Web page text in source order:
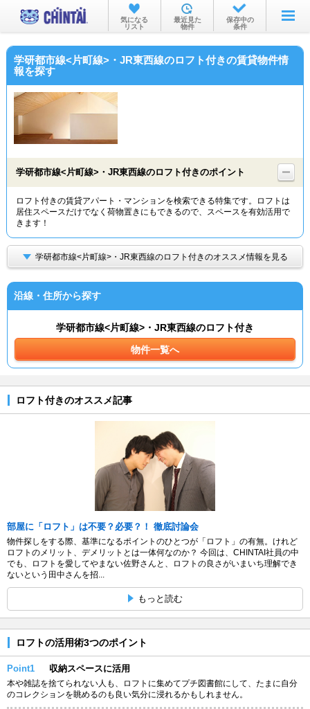
お部屋を探す
沿線・駅から
不動産会社から
TOP
気になる
リスト
最近見た
物件
保存中の
条件
学研都市線<片町線>・JR東西線のロフト付きの賃貸物件情
報を探す
学研都市線<片町線>・JR東西線のロフト付きのポイント
ロフト付きの賃貸アパート・マンションを検索できる特集です。ロフトは
居住スペースだけでなく荷物置きにもできるので、スペースを有効活用で
きます！
学研都市線<片町線>・JR東西線のロフト付きのオススメ情報を見る
沿線・住所から探す
学研都市線<片町線>・JR東西線のロフト付き
物件一覧へ
ロフト付きのオススメ記事
部屋に「ロフト」は不要？必要？！ 徹底討論会
物件探しをする際、基準になるポイントのひとつが「ロフト」の有無。けれど
ロフトのメリット、デメリットとは一体何なのか？ 今回は、CHINTAI社員の中
でも、ロフトを愛してやまない佐野さんと、ロフトの良さがいまいち理解でき
ないという田中さんを招...
もっと読む
ロフトの活用術3つのポイント
Point1 収納スペースに活用
本や雑誌を捨てられない人も、ロフトに集めてプチ図書館にして、たまに自分
のコレクションを眺めるのも良い気分に浸れるかもしれません。